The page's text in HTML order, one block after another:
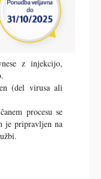
z injekcijo,
(del virusa ali
procesu se
je pripravljen na